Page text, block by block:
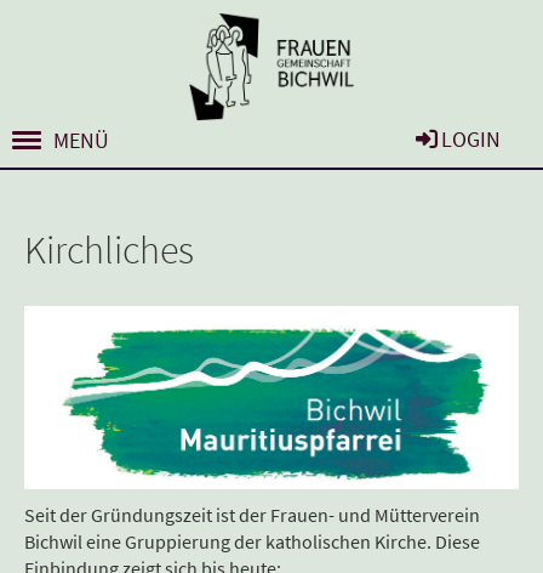
MENÜ LOGIN
Kirchliches
Seit der Gründungszeit ist der Frauen- und Mütterverein
Bichwil eine Gruppierung der katholischen Kirche. Diese